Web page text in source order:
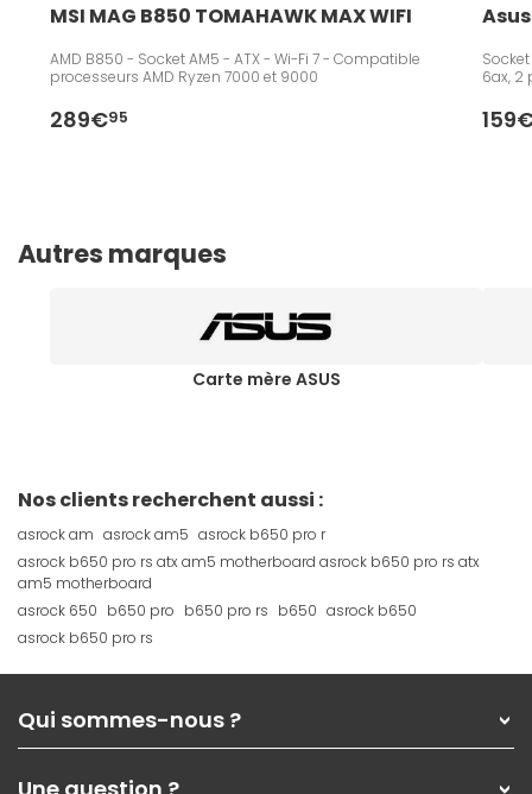
MSI MAG B850 TOMAHAWK MAX WIFI
AMD B850 - Socket AM5 - ATX - Wi-Fi 7 - Compatible
processeurs AMD Ryzen 7000 et 9000
289€95
6ax, 2
Autres marques
Carte mère ASUS
Nos clients recherchent aussi :
asrock am asrock am5 asrock b650 pro r
asrock b650 pro rs atx am5 motherboard asrock b650 pro rs atx
am5 motherboard
asrock 650 b650 pro b650 pro rs b650 asrock b650
asrock b650 pro rs
Qui sommes-nous ?